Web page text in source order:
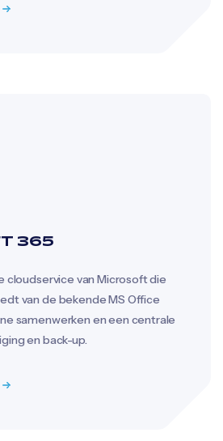
365
cloudservice van Microsoft die
van de bekende MS Office
samenwerken en een centrale
en back-up.